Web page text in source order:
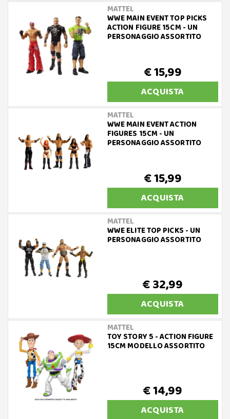
MATTEL
WWE MAIN EVENT TOP PICKS
ACTION FIGURE 15CM - UN
PERSONAGGIO ASSORTITO
€ 15,99
ACQUISTA
MATTEL
WWE MAIN EVENT ACTION
FIGURES 15CM - UN
PERSONAGGIO ASSORTITO
€ 15,99
ACQUISTA
MATTEL
WWE ELITE TOP PICKS - UN
PERSONAGGIO ASSORTITO
€ 32,99
ACQUISTA
MATTEL
TOY STORY 5 - ACTION FIGURE
15CM MODELLO ASSORTITO
€ 14,99
ACQUISTA